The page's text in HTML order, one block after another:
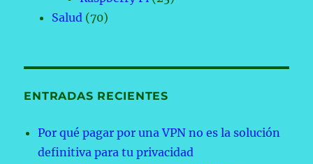
Salud (70)
ENTRADAS RECIENTES
Por qué pagar por una VPN no es la solución
definitiva para tu privacidad